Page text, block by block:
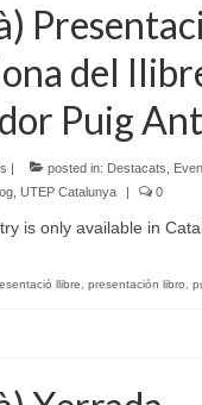
del
Puig
| posted in: Destacats
, UTEP Catalunya | 0
is only available in
llibre presentación libro